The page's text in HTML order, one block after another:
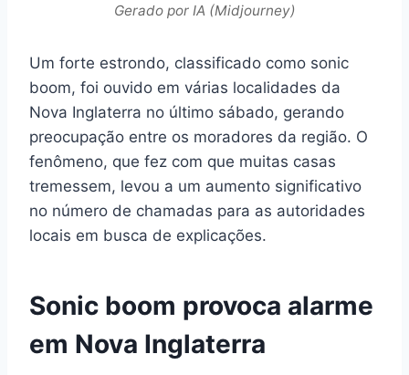
Gerado por IA (Midjourney)
Um forte estrondo, classificado como sonic
boom, foi ouvido em várias localidades da
Nova Inglaterra no último sábado, gerando
preocupação entre os moradores da região. O
fenômeno, que fez com que muitas casas
tremessem, levou a um aumento significativo
no número de chamadas para as autoridades
locais em busca de explicações.
Sonic boom provoca alarme
em Nova Inglaterra